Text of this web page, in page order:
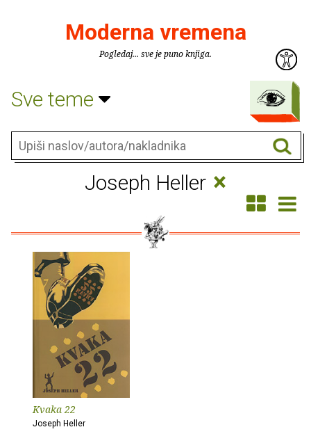
Moderna vremena
Pogledaj... sve je puno knjiga.
Sve teme
Joseph Heller ×
Kvaka 22
Joseph Heller